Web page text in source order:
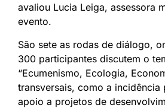
avaliou Lucia Leiga, assessora
evento.
São sete as rodas de diálogo,
300 participantes discutem o
“Ecumenismo, Ecologia,
transversais, como a incidência
apoio a projetos de